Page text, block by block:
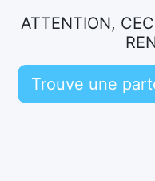
ATTENTION,
Trouve une